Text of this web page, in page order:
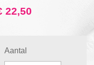
22,50
Aantal